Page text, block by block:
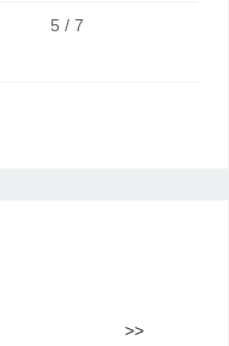
5 / 7
>>